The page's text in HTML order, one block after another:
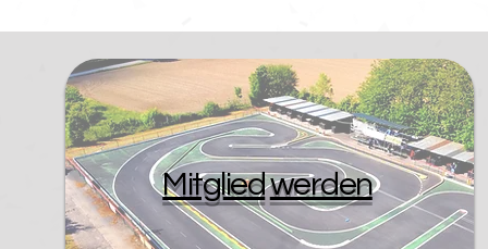
Mitgliedwerden